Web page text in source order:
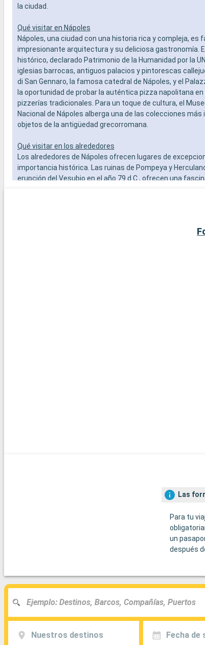
-
-
-
-
la ciudad.
Qué visitar en Nápoles
Nápoles, una ciudad con una historia rica y compleja, es
impresionante arquitectura y su deliciosa gastronomía.
histórico, declarado Patrimonio de la Humanidad por la
iglesias barrocas, antiguos palacios y pintorescas
di San Gennaro, la famosa catedral de Nápoles, y el
la oportunidad de probar la auténtica pizza napolitana
pizzerías tradicionales. Para un toque de cultura, el
Nacional de Nápoles alberga una de las colecciones
objetos de la antigüedad grecorromana.
Qué visitar en los alrededores
Los alrededores de Nápoles ofrecen lugares de
importancia histórica. Las ruinas de Pompeya y
erupción del Vesubio en el año 79 d.C., ofrecen una
experiencia isleña, no se pierda la isla de Capri, a un
Las
Para tu
un
después
Nuestros destinos Fecha de